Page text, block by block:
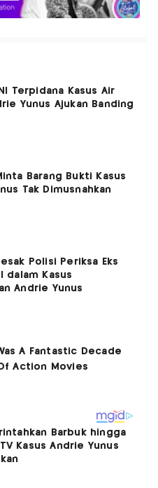
Terpidana Kasus Air
Yunus Ajukan Banding
Barang Bukti Kasus
Tak Dimusnahkan
Polisi Periksa Eks
dalam Kasus
Andrie Yunus
Barbuk hingga
Kasus Andrie Yunus